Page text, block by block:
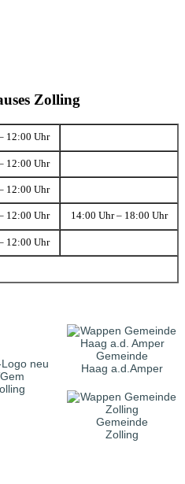
Zolling
12:00 Uhr
12:00 Uhr
12:00 Uhr
12:00 Uhr 14:00 Uhr – 18:00 Uhr
12:00 Uhr
Gemeinde
Haag a.d.Amper
Gemeinde
Zolling